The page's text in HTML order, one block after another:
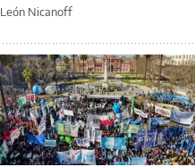
León Nicanoff